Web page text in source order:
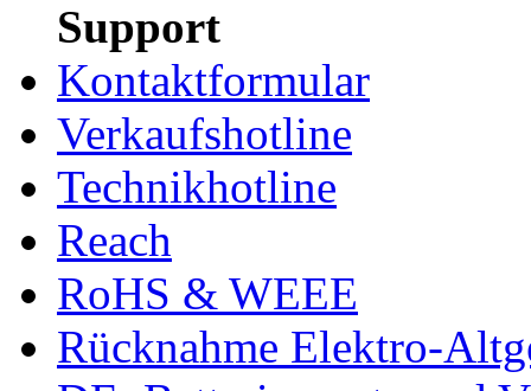
Support
Kontaktformular
Verkaufshotline
Technikhotline
Reach
RoHS & WEEE
Rücknahme Elektro-